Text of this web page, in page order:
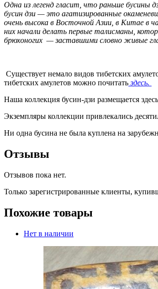
Одна из легенд гласит, что раньше
бусин дзи — это агатизированные
очень высока в Восточной Азии, в Китае в
них начали делать первые талисманы,
брюхоногих — заставшими словно живые
Существует немало видов тибетских
тибетских амулетов можно почитатьздесь.
Наша коллекция бусин-дзи размещается
Экземпляры коллекции привлекались
Ни одна бусина не была куплена на
Отзывы
Отзывов пока нет.
Только зарегистрированные клиенты,
Похожие товары
Нет в наличии